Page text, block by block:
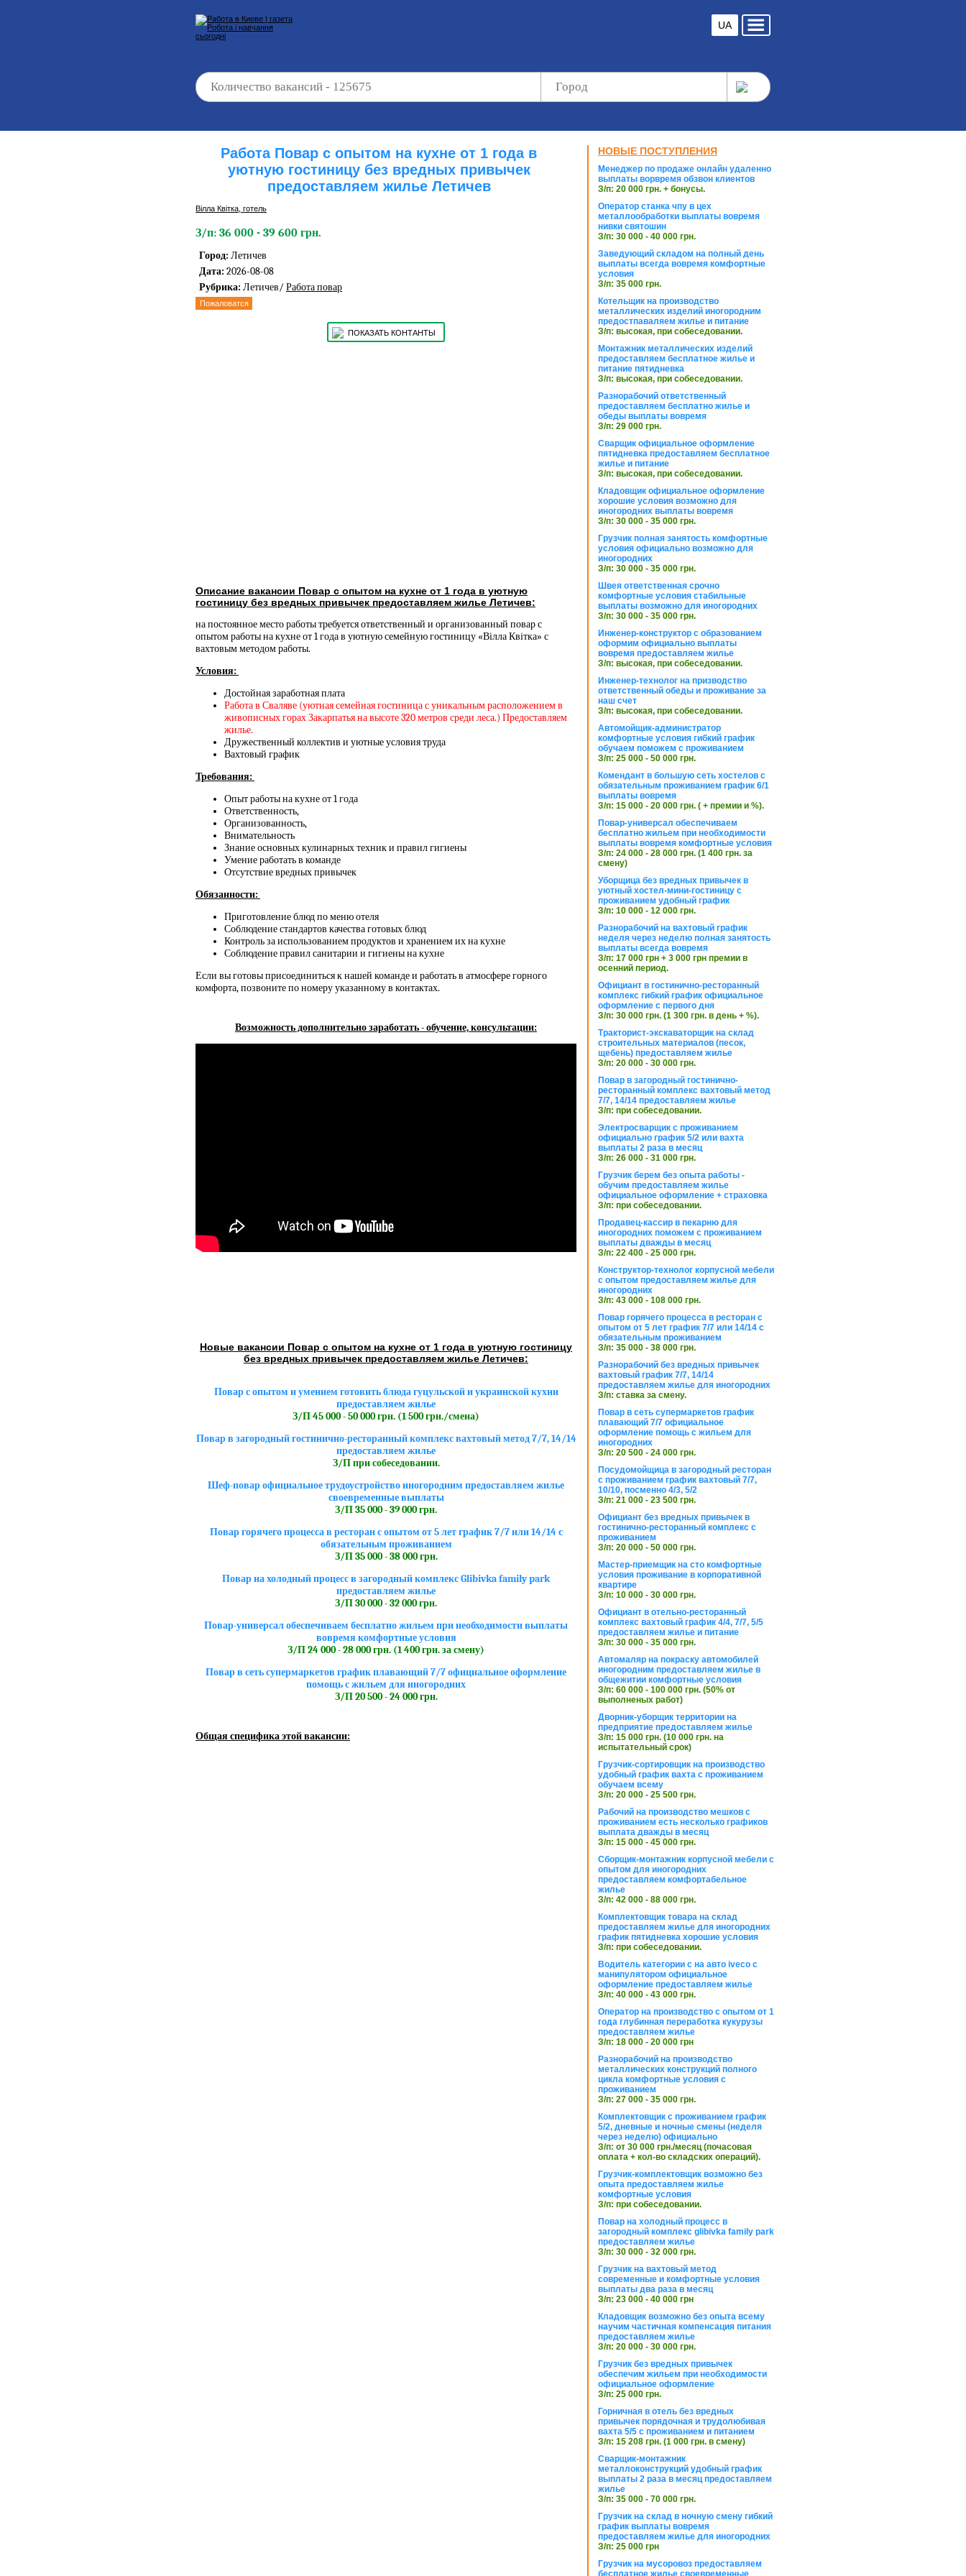
UA
Работа Повар с опытом на кухне от 1 года в
уютную гостиницу без вредных привычек
предоставляем жилье Летичев
Вілла Квітка, готель
З/п: 36 000 - 39 600 грн.
Город: Летичев
Дата: 2026-08-08
Рубрика: Летичев/ Работа повар
Пожаловатся
ПОКАЗАТЬ КОНТАНТЫ
Описание вакансии Повар с опытом на кухне от 1 года в уютную
гостиницу без вредных привычек предоставляем жилье Летичев:
на постоянное место работы требуется ответственный и организованный повар с
опытом работы на кухне от 1 года в уютную семейную гостиницу «Вілла Квітка» с
вахтовым методом работы.
Условия:
Достойная заработная плата
Работа в Сваляве (уютная семейная гостиница с уникальным расположением в
живописных горах Закарпатья на высоте 320 метров среди леса.) Предоставляем
жилье.
Дружественный коллектив и уютные условия труда
Вахтовый график
Требования:
Опыт работы на кухне от 1 года
Ответственность,
Организованность,
Внимательность
Знание основных кулинарных техник и правил гигиены
Умение работать в команде
Отсутствие вредных привычек
Обязанности:
Приготовление блюд по меню отеля
Соблюдение стандартов качества готовых блюд
Контроль за использованием продуктов и хранением их на кухне
Соблюдение правил санитарии и гигиены на кухне
Если вы готовы присоединиться к нашей команде и работать в атмосфере горного
комфорта, позвоните по номеру указанному в контактах.
Возможность дополнительно заработать - обучение, консультации:
Новые вакансии Повар с опытом на кухне от 1 года в уютную гостиницу
без вредных привычек предоставляем жилье Летичев:
Повар с опытом и умением готовить блюда гуцульской и украинской кухни
предоставляем жилье
З/П 45 000 - 50 000 грн. (1 500 грн./смена)
Повар в загородный гостинично-ресторанный комплекс вахтовый метод 7/7, 14/14
предоставляем жилье
З/П при собеседовании.
Шеф-повар официальное трудоустройство иногородним предоставляем жилье
своевременные выплаты
З/П 35 000 - 39 000 грн.
Повар горячего процесса в ресторан с опытом от 5 лет график 7/7 или 14/14 с
обязательным проживанием
З/П 35 000 - 38 000 грн.
Повар на холодный процесс в загородный комплекс Glibivka family park
предоставляем жилье
З/П 30 000 - 32 000 грн.
Повар-универсал обеспечиваем бесплатно жильем при необходимости выплаты
вовремя комфортные условия
З/П 24 000 - 28 000 грн. (1 400 грн. за смену)
Повар в сеть супермаркетов график плавающий 7/7 официальное оформление
помощь с жильем для иногородних
З/П 20 500 - 24 000 грн.
Общая специфика этой вакансии:
НОВЫЕ ПОСТУПЛЕНИЯ
Менеджер по продаже онлайн удаленно
выплаты ворвремя обзвон клиентов
З/п: 20 000 грн. + бонусы.
Оператор станка чпу в цех
металлообработки выплаты вовремя
нивки святошин
З/п: 30 000 - 40 000 грн.
Заведующий складом на полный день
выплаты всегда вовремя комфортные
условия
З/п: 35 000 грн.
Котельщик на производство
металлических изделий иногородним
предостпаваляем жилье и питание
З/п: высокая, при собеседовании.
Монтажник металлических изделий
предоставляем бесплатное жилье и
питание пятидневка
З/п: высокая, при собеседовании.
Разнорабочий ответственный
предоставляем бесплатно жилье и
обеды выплаты вовремя
З/п: 29 000 грн.
Сварщик официальное оформление
пятидневка предоставляем бесплатное
жилье и питание
З/п: высокая, при собеседовании.
Кладовщик официальное оформление
хорошие условия возможно для
иногородних выплаты вовремя
З/п: 30 000 - 35 000 грн.
Грузчик полная занятость комфортные
условия официально возможно для
иногородних
З/п: 30 000 - 35 000 грн.
Швея ответственная срочно
комфортные условия стабильные
выплаты возможно для иногородних
З/п: 30 000 - 35 000 грн.
Инженер-конструктор с образованием
оформим официально выплаты
вовремя предоставляем жилье
З/п: высокая, при собеседовании.
Инженер-технолог на призводство
ответственный обеды и проживание за
наш счет
З/п: высокая, при собеседовании.
Автомойщик-администратор
комфортные условия гибкий график
обучаем поможем с проживанием
З/п: 25 000 - 50 000 грн.
Комендант в большую сеть хостелов с
обязательным проживанием график 6/1
выплаты вовремя
З/п: 15 000 - 20 000 грн. ( + премии и %).
Повар-универсал обеспечиваем
бесплатно жильем при необходимости
выплаты вовремя комфортные условия
З/п: 24 000 - 28 000 грн. (1 400 грн. за
смену)
Уборщица без вредных привычек в
уютный хостел-мини-гостиницу с
проживанием удобный график
З/п: 10 000 - 12 000 грн.
Разнорабочий на вахтовый график
неделя через неделю полная занятость
выплаты всегда вовремя
З/п: 17 000 грн + 3 000 грн премии в
осенний период.
Официант в гостинично-ресторанный
комплекс гибкий график официальное
оформление с первого дня
З/п: 30 000 грн. (1 300 грн. в день + %).
Тракторист-экскаваторщик на склад
строительных материалов (песок,
щебень) предоставляем жилье
З/п: 20 000 - 30 000 грн.
Повар в загородный гостинично-
ресторанный комплекс вахтовый метод
7/7, 14/14 предоставляем жилье
З/п: при собеседовании.
Электросварщик с проживанием
официально график 5/2 или вахта
выплаты 2 раза в месяц
З/п: 26 000 - 31 000 грн.
Грузчик берем без опыта работы -
обучим предоставляем жилье
официальное оформление + страховка
З/п: при собеседовании.
Продавец-кассир в пекарню для
иногородних поможем с проживанием
выплаты дважды в месяц
З/п: 22 400 - 25 000 грн.
Конструктор-технолог корпусной мебели
с опытом предоставляем жилье для
иногородних
З/п: 43 000 - 108 000 грн.
Повар горячего процесса в ресторан с
опытом от 5 лет график 7/7 или 14/14 с
обязательным проживанием
З/п: 35 000 - 38 000 грн.
Разнорабочий без вредных привычек
вахтовый график 7/7, 14/14
предоставляем жилье для иногородних
З/п: ставка за смену.
Повар в сеть супермаркетов график
плавающий 7/7 официальное
оформление помощь с жильем для
иногородних
З/п: 20 500 - 24 000 грн.
Посудомойщица в загородный ресторан
с проживанием график вахтовый 7/7,
10/10, посменно 4/3, 5/2
З/п: 21 000 - 23 500 грн.
Официант без вредных привычек в
гостинично-ресторанный комплекс с
проживанием
З/п: 20 000 - 50 000 грн.
Мастер-приемщик на сто комфортные
условия проживание в корпоративной
квартире
З/п: 10 000 - 30 000 грн.
Официант в отельно-ресторанный
комплекс вахтовый график 4/4, 7/7, 5/5
предоставляем жилье и питание
З/п: 30 000 - 35 000 грн.
Автомаляр на покраску автомобилей
иногородним предоставляем жилье в
общежитии комфортные условия
З/п: 60 000 - 100 000 грн. (50% от
выполненых работ)
Дворник-уборщик территории на
предприятие предоставляем жилье
З/п: 15 000 грн. (10 000 грн. на
испытательный срок)
Грузчик-сортировщик на производство
удобный график вахта с проживанием
обучаем всему
З/п: 20 000 - 25 500 грн.
Рабочий на производство мешков с
проживанием есть несколько графиков
выплата дважды в месяц
З/п: 15 000 - 45 000 грн.
Сборщик-монтажник корпусной мебели с
опытом для иногородних
предоставляем комфортабельное
жилье
З/п: 42 000 - 88 000 грн.
Комплектовщик товара на склад
предоставляем жилье для иногородних
график пятидневка хорошие условия
З/п: при собеседовании.
Водитель категории с на авто iveco с
манипулятором официальное
оформление предоставляем жилье
З/п: 40 000 - 43 000 грн.
Оператор на производство с опытом от 1
года глубинная переработка кукурузы
предоставляем жилье
З/п: 18 000 - 20 000 грн
Разнорабочий на производство
металлических конструкций полного
цикла комфортные условия с
проживанием
З/п: 27 000 - 35 000 грн.
Комплектовщик с проживанием график
5/2, дневные и ночные смены (неделя
через неделю) официально
З/п: от 30 000 грн./месяц (почасовая
оплата + кол-во складских операций).
Грузчик-комплектовщик возможно без
опыта предоставляем жилье
комфортные условия
З/п: при собеседовании.
Повар на холодный процесс в
загородный комплекс glibivka family park
предоставляем жилье
З/п: 30 000 - 32 000 грн.
Грузчик на вахтовый метод
современные и комфортные условия
выплаты два раза в месяц
З/п: 23 000 - 40 000 грн
Кладовщик возможно без опыта всему
научим частичная компенсация питания
предоставляем жилье
З/п: 20 000 - 30 000 грн.
Грузчик без вредных привычек
обеспечим жильем при необходимости
официальное оформление
З/п: 25 000 грн.
Горничная в отель без вредных
привычек порядочная и трудолюбивая
вахта 5/5 с проживанием и питанием
З/п: 15 208 грн. (1 000 грн. в смену)
Сварщик-монтажник
металлоконструкций удобный график
выплаты 2 раза в месяц предоставляем
жилье
З/п: 35 000 - 70 000 грн.
Грузчик на склад в ночную смену гибкий
график выплаты вовремя
предоставляем жилье для иногородних
З/п: 25 000 грн
Грузчик на мусоровоз предоставляем
бесплатное жилье своевременные